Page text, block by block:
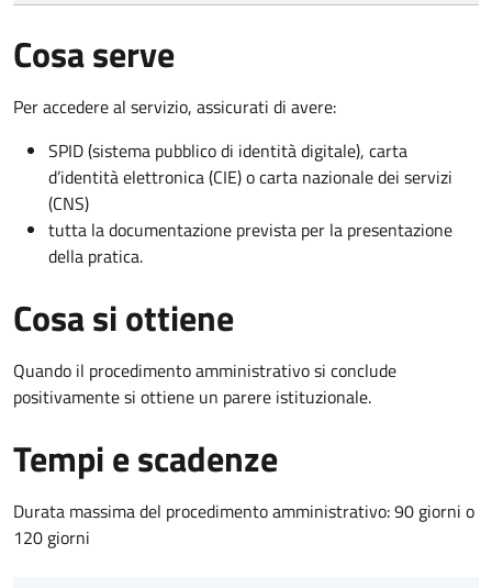
Cosa serve
Per accedere al servizio, assicurati di avere:
SPID (sistema pubblico di identità digitale), carta
d’identità elettronica (CIE) o carta nazionale dei servizi
(CNS)
tutta la documentazione prevista per la presentazione
della pratica.
Cosa si ottiene
Quando il procedimento amministrativo si conclude
positivamente si ottiene un parere istituzionale.
Tempi e scadenze
Durata massima del procedimento amministrativo: 90 giorni o
120 giorni